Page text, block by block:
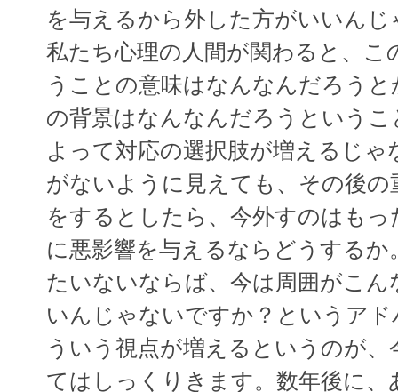
を与えるから外した方がいいん
私たち心理の人間が関わると、
うことの意味はなんなんだろう
の背景はなんなんだろうという
よって対応の選択肢が増えるじ
がないように見えても、その後
をするとしたら、今外すのはも
に悪影響を与えるならどうする
たいないならば、今は周囲がこ
いんじゃないですか？というア
ういう視点が増えるというのが
てはしっくりきます。数年後に